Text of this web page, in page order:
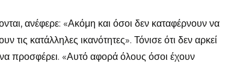
ανέφερε: «Ακόμη και όσοι δεν καταφέρνουν να
τις κατάλληλες ικανότητες». Τόνισε ότι δεν αρκεί
προσφέρει. «Αυτό αφορά όλους όσοι έχουν